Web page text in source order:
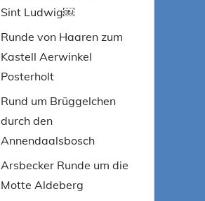
Sint Ludwig￼
Runde von Haaren zum
Kastell Aerwinkel
Posterholt
Rund um Brüggelchen
durch den
Annendaalsbosch
Arsbecker Runde um die
Motte Aldeberg